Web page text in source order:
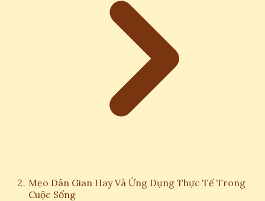
Mẹo Dân Gian Hay Và Ứng Dụng Thực Tế Trong
Cuộc Sống